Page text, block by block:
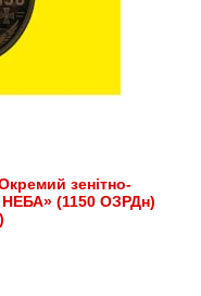
зенітно-
НЕБА» (1150 ОЗРДн)